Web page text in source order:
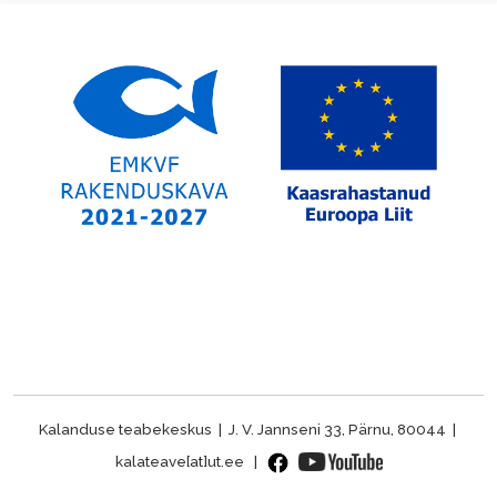
Kalanduse teabekeskus | J. V. Jannseni 33, Pärnu, 80044 |
kalateave[at]ut.ee |